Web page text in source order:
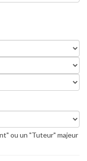
ou un "Tuteur" majeur